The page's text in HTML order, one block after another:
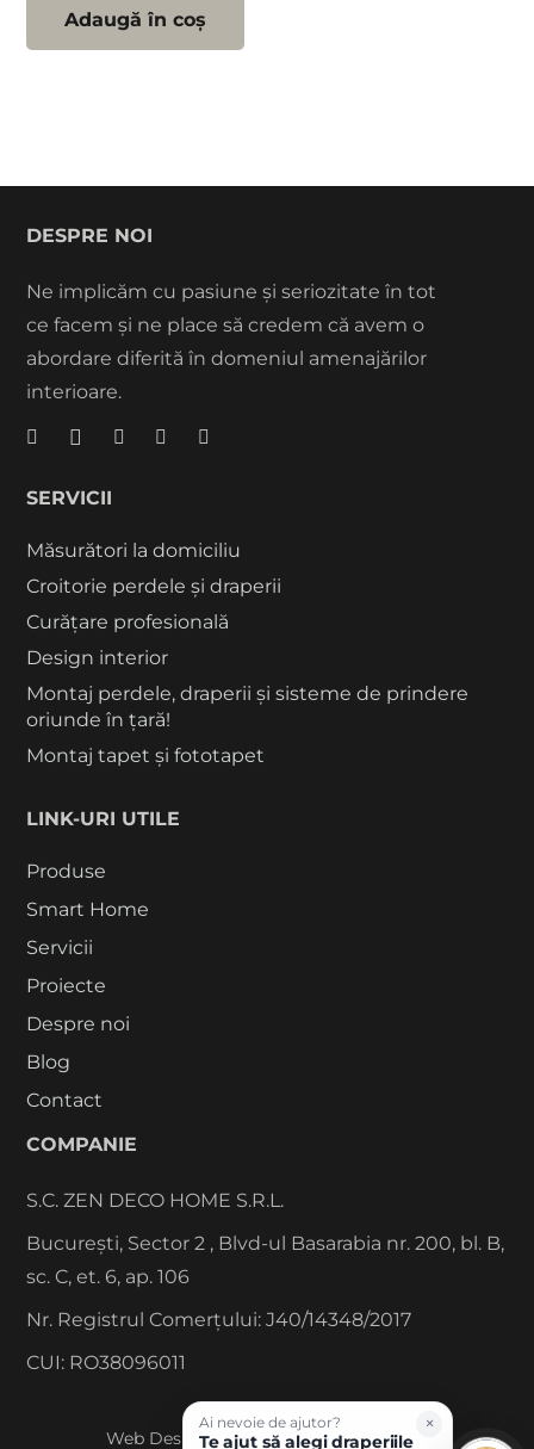
Adaugă în coș
DESPRE NOI
Ne implicăm cu pasiune și seriozitate în tot
ce facem și ne place să credem că avem o
abordare diferită în domeniul amenajărilor
interioare.
SERVICII
Măsurători la domiciliu
Croitorie perdele și draperii
Curățare profesională
Design interior
Montaj perdele, draperii și sisteme de prindere
oriunde în țară!
Montaj tapet și fototapet
LINK-URI UTILE
Produse
Smart Home
Servicii
Proiecte
Despre noi
Blog
Contact
COMPANIE
S.C. ZEN DECO HOME S.R.L.
București, Sector 2 , Blvd-ul Basarabia nr. 200, bl. B,
sc. C, et. 6, ap. 106
Nr. Registrul Comerțului: J40/14348/2017
CUI: RO38096011
© 2026
Zen Interior.
Web Design by
WebSketch Agency
×
Ai nevoie de ajutor?
Te ajut să alegi draperiile